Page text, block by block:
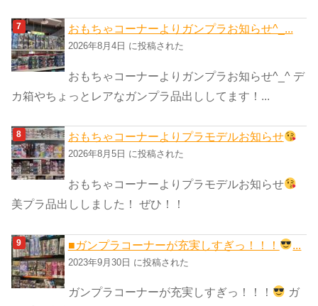
おもちゃコーナーよりガンプラお知らせ^_...
2026年8月4日 に投稿された
おもちゃコーナーよりガンプラお知らせ^_^ デ
カ箱やちょっとレアなガンプラ品出ししてます！...
おもちゃコーナーよりプラモデルお知らせ
2026年8月5日 に投稿された
おもちゃコーナーよりプラモデルお知らせ
美プラ品出ししました！ ぜひ！！
■ガンプラコーナーが充実しすぎっ！！！ ...
2023年9月30日 に投稿された
ガンプラコーナーが充実しすぎっ！！！
ガ